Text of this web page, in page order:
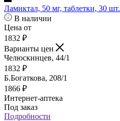
Ламиктал, 50 мг, таблетки, 30 шт.
В наличии
Цена от
1832 ₽
Варианты цен
Челюскинцев, 44/1
1832 ₽
Б.Богаткова, 208/1
1866 ₽
Интернет-аптека
Под заказ
Подробности